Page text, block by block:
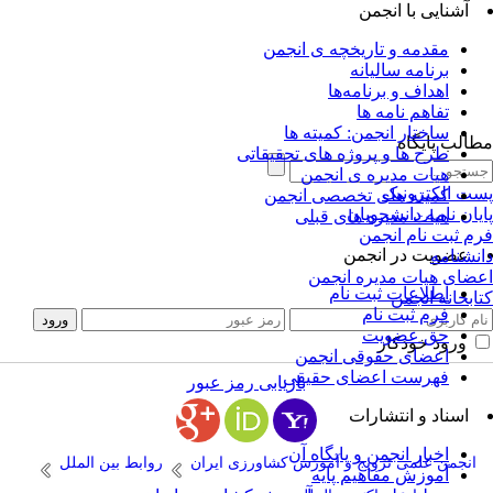
آشنایی با انجمن
مقدمه و تاریخچه ی انجمن
برنامه سالیانه
اهداف و برنامه‌ها
تفاهم نامه ها
ساختار انجمن: کمیته ها
طرح ها و پروژه های تحقیقاتی
هیات مدیره ی انجمن
کمیته های تخصصی انجمن
هیات مدیره های قبلی
عضویت در انجمن
اطلاعات ثبت نام
فرم ثبت نام
حق عضویت
اعضای حقوقی انجمن
فهرست اعضای حقیقی
اسناد و انتشارات
اخبار انجمن و پایگاه آن
آموزش مفاهیم پایه
پایگاه
الکترونیک
نامه دانشجویان
ثبت نام انجمن
هیات مدیره انجمن
انجمن
ورود خودکار
بازیابی رمز عبور
انجمن علمی ترویج و آموزش کشاورزی ایران
روابط بین الملل